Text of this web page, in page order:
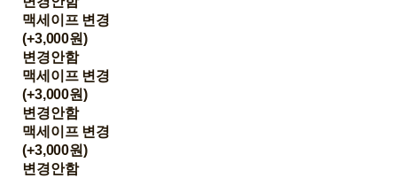
맥세이프 변경
(+3,000원)
변경안함
맥세이프 변경
(+3,000원)
변경안함
맥세이프 변경
(+3,000원)
변경안함